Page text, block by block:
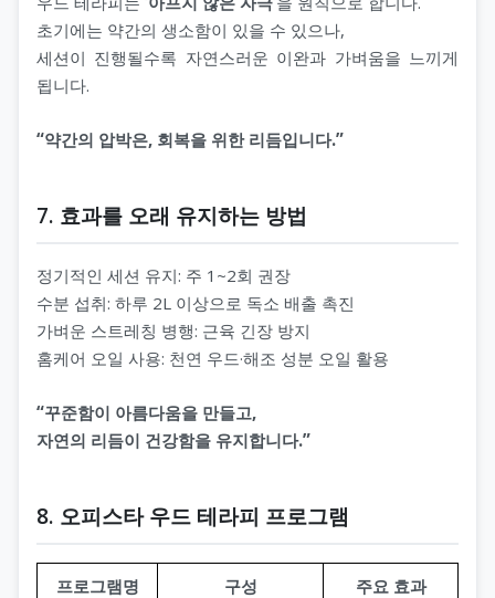
초기에는 약간의 생소함이 있을 수 있으나,
세션이 진행될수록 자연스러운 이완과 가벼움을 느끼게
됩니다.
“약간의 압박은, 회복을 위한 리듬입니다.”
7. 효과를 오래 유지하는 방법
정기적인 세션 유지: 주 1~2회 권장
수분 섭취: 하루 2L 이상으로 독소 배출 촉진
가벼운 스트레칭 병행: 근육 긴장 방지
홈케어 오일 사용: 천연 우드·해조 성분 오일 활용
“꾸준함이 아름다움을 만들고,
자연의 리듬이 건강함을 유지합니다.”
8. 오피스타 우드 테라피 프로그램
프로그램명 구성 주요 효과